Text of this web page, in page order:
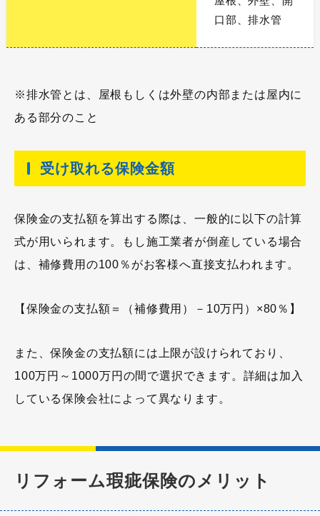
口部、排水管
※排水管とは、屋根もしくは外壁の内部または屋内に
ある部分のこと
受け取れる保険金額
保険金の支払額を算出する際は、一般的に以下の計算
式が用いられます。もし施工業者が倒産している場合
は、補修費用の100％がお客様へ直接支払われます。
【保険金の支払額＝（補修費用）－10万円）×80％】
また、保険金の支払額には上限が設けられており、
100万円～1000万円の間で選択できます。詳細は加入
している保険会社によって異なります。
リフォーム瑕疵保険のメリット